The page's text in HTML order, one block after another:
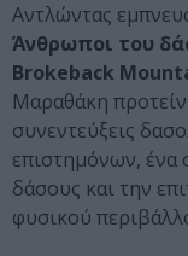
Αντλώντας
Άνθρωποι του
Brokeback
Μαραθάκη
συνεντεύξεις
επιστημόνων, ένα
δάσους και την
φυσικού